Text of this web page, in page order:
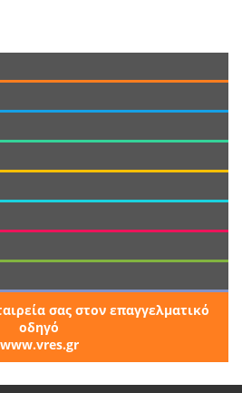
σας στον επαγγελματικό
οδηγό
www.vres.gr